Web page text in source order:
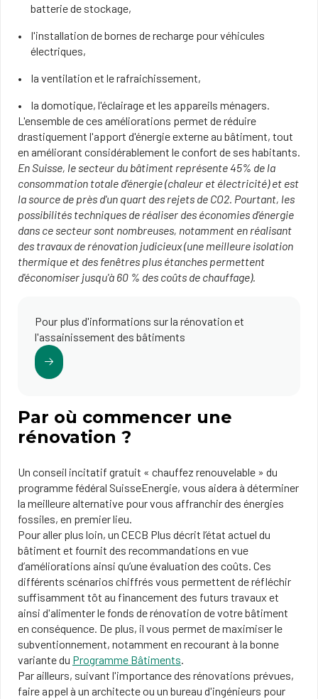
batterie de stockage,
l'installation de bornes de recharge pour véhicules
électriques,
la ventilation et le rafraichissement,
la domotique, l'éclairage et les appareils ménagers.
L'ensemble de ces améliorations permet de réduire
drastiquement l'apport d'énergie externe au bâtiment, tout
en améliorant considérablement le confort de ses habitants.
En Suisse, le secteur du bâtiment représente 45% de la
consommation totale d'énergie (chaleur et électricité) et est
la source de près d'un quart des rejets de CO2. Pourtant, les
possibilités techniques de réaliser des économies d'énergie
dans ce secteur sont nombreuses, notamment en réalisant
des travaux de rénovation judicieux (une meilleure isolation
thermique et des fenêtres plus étanches permettent
d'économiser jusqu'à 60 % des coûts de chauffage).
Pour plus d'informations sur la rénovation et
l'assainissement des bâtiments
Par où commencer une
rénovation ?
Un conseil incitatif gratuit « chauffez renouvelable » du
programme fédéral SuisseEnergie, vous aidera à déterminer
la meilleure alternative pour vous affranchir des énergies
fossiles, en premier lieu.
Pour aller plus loin, un CECB Plus décrit l’état actuel du
bâtiment et fournit des recommandations en vue
d’améliorations ainsi qu’une évaluation des coûts. Ces
différents scénarios chiffrés vous permettent de réfléchir
suffisamment tôt au financement des futurs travaux et
ainsi d'alimenter le fonds de rénovation de votre bâtiment
en conséquence. De plus, il vous permet de maximiser le
subventionnement, notamment en recourant à la bonne
variante du Programme Bâtiments.
Par ailleurs, suivant l'importance des rénovations prévues,
faire appel à un architecte ou un bureau d'ingénieurs pour